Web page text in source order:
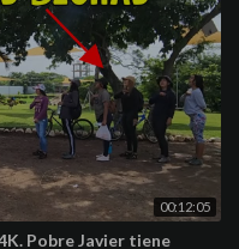
00:12:05
Pobre Javier tiene